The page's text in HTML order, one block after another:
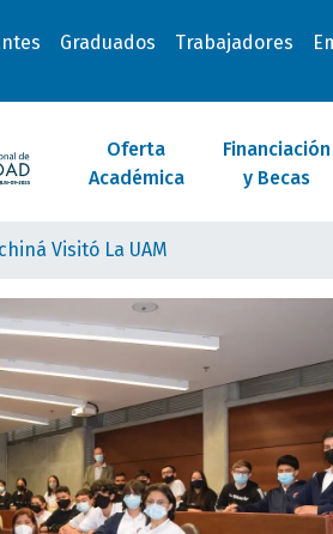
Graduados Trabajadores
Oferta
Académica
Financiación
y Becas
Visitó La UAM